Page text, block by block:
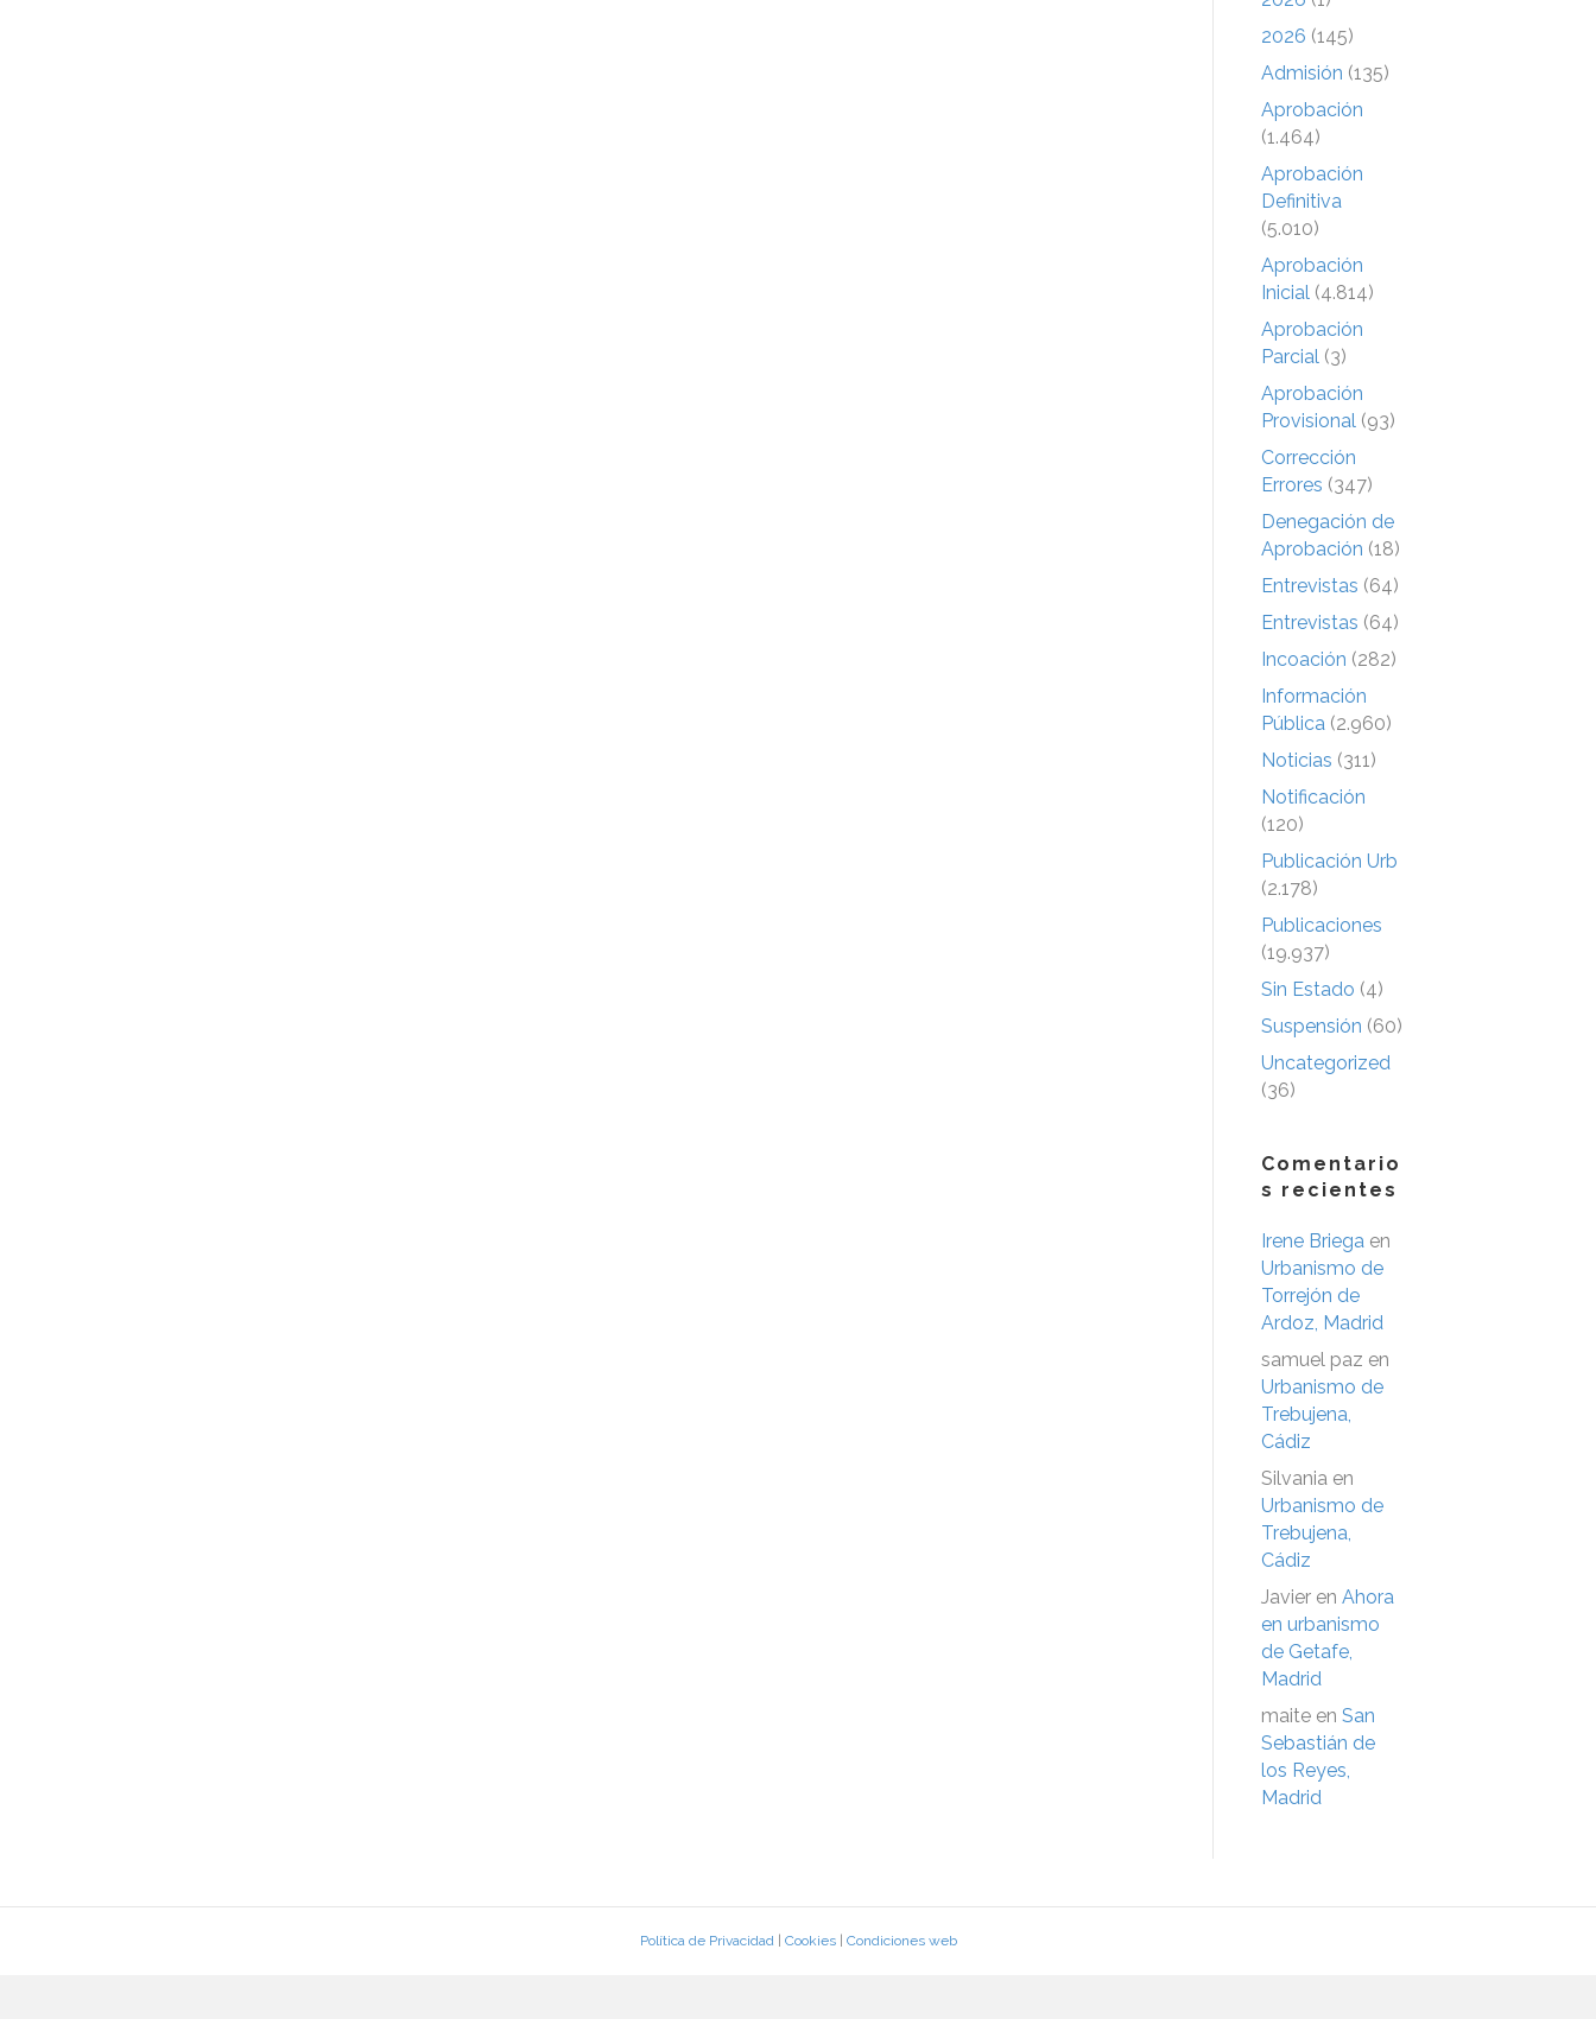
2026 (145)
Admisión (135)
Aprobación
(1.464)
Aprobación
Definitiva
(5.010)
Aprobación
Inicial (4.814)
Aprobación
Parcial (3)
Aprobación
Provisional (93)
Corrección
Errores (347)
Denegación de
Aprobación (18)
Entrevistas (64)
Entrevistas (64)
Incoación (282)
Información
Pública (2.960)
Noticias (311)
Notificación
(120)
Publicación Urb
(2.178)
Publicaciones
(19.937)
Sin Estado (4)
Suspensión (60)
Uncategorized
(36)
Comentario
s recientes
Irene Briega en
Urbanismo de
Torrejón de
Ardoz, Madrid
samuel paz en
Urbanismo de
Trebujena,
Cádiz
Silvania en
Urbanismo de
Trebujena,
Cádiz
Javier en Ahora
en urbanismo
de Getafe,
Madrid
maite en San
Sebastián de
los Reyes,
Madrid
Política de Privacidad| Cookies| Condiciones web